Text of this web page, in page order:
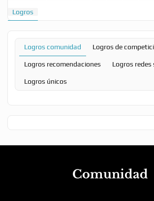
Logros
Logros comunidad Logros de
Logros recomendaciones Logros redes
Logros únicos
Comunidad